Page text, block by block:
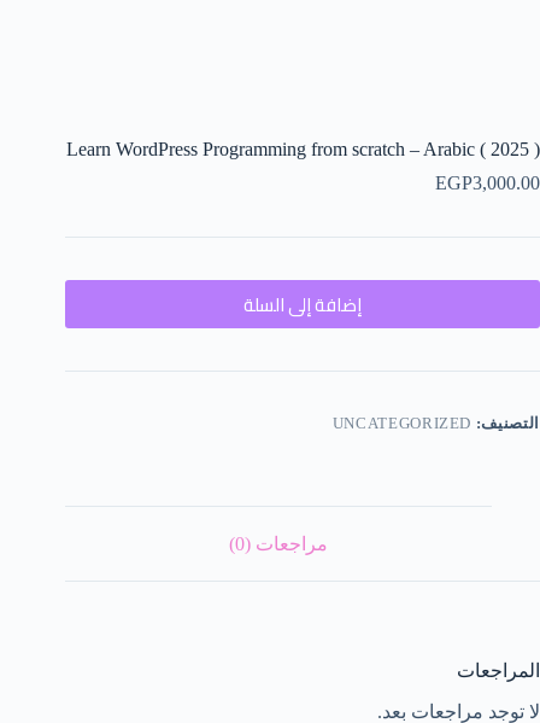
Learn WordPress Programming from scratch – Arabic ( 2025 )
EGP3,000.00
إضافة إلى السلة
التصنيف: UNCATEGORIZED
مراجعات (0)
المراجعات
لا توجد مراجعات بعد.